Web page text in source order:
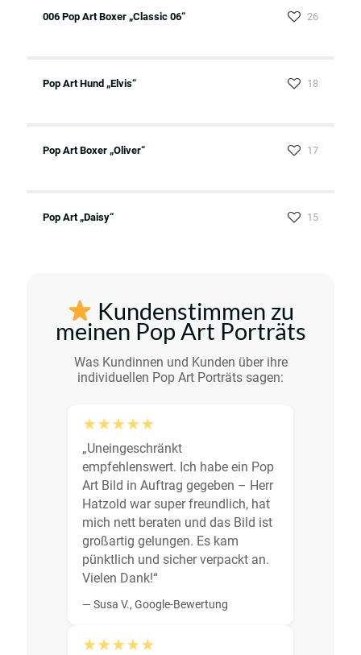
006 Pop Art Boxer „Classic 06“ 26
Pop Art Hund „Elvis“ 18
Pop Art Boxer „Oliver“ 17
Pop Art „Daisy“ 15
Kundenstimmen zu
meinen Pop Art Porträts
Was Kundinnen und Kunden über ihre
individuellen Pop Art Porträts sagen:
★★★★★
„Uneingeschränkt
empfehlenswert. Ich habe ein Pop
Art Bild in Auftrag gegeben – Herr
Hatzold war super freundlich, hat
mich nett beraten und das Bild ist
großartig gelungen. Es kam
pünktlich und sicher verpackt an.
Vielen Dank!“
— Susa V., Google-Bewertung
★★★★★